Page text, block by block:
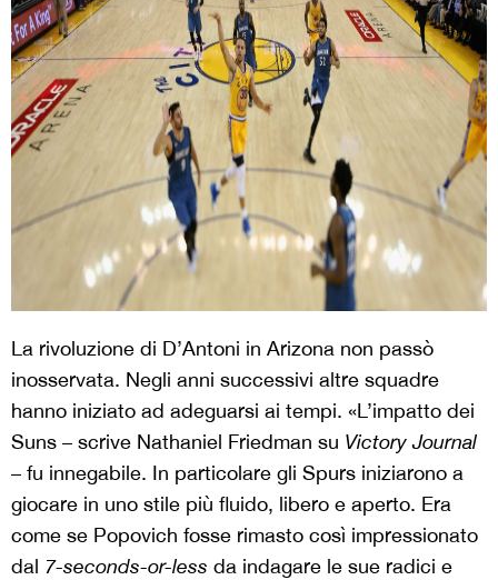
La rivoluzione di D’Antoni in Arizona non passò
inosservata. Negli anni successivi altre squadre
hanno iniziato ad adeguarsi ai tempi. «L’impatto dei
Suns – scrive Nathaniel Friedman su Victory Journal
– fu innegabile. In particolare gli Spurs iniziarono a
giocare in uno stile più fluido, libero e aperto. Era
come se Popovich fosse rimasto così impressionato
dal 7-seconds-or-less da indagare le sue radici e